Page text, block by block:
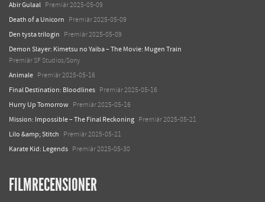
Abir Gulaal Premiär 2025-05-09
Death of a Unicorn Premiär 2025-05-09
Den tysta trilogin Premiär 2025-05-09
Demon Slayer: Kimetsu no Yaiba – The Movie: Mugen Train
Premiär SF Studios/Sony
Animale Premiär 2025-05-16
Final Destination: Bloodlines Premiär 2025-05-16
Hurry Up Tomorrow Premiär 2025-05-16
Mission: Impossible – The Final Reckoning Premiär 2025-05-21
Lilo &amp; Stitch Premiär 2025-05-21
Karate Kid: Legends Premiär 2025-05-30
FILMRECENSIONER